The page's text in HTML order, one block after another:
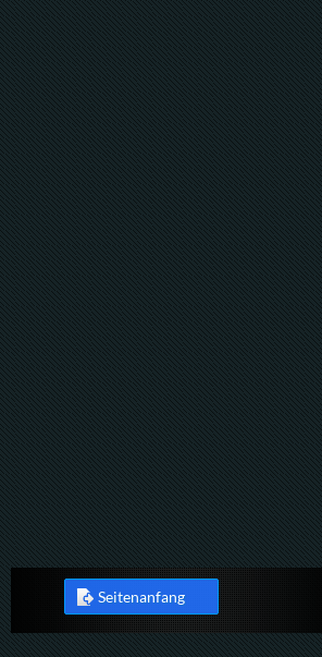
Seitenanfang